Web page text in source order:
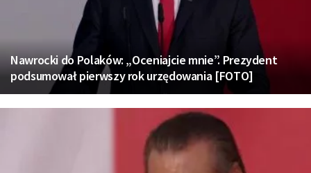
Nawrocki do Polaków: „Oceniajcie mnie”. Prezydent
podsumował pierwszy rok urzędowania [FOTO]